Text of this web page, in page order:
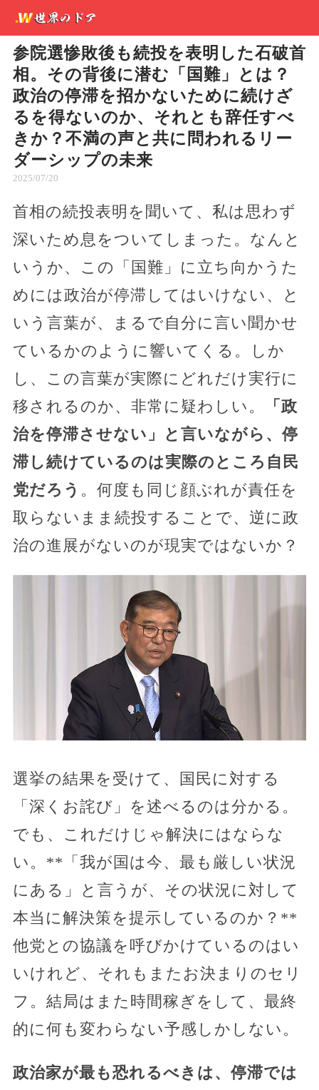
参院選惨敗後も続投を表明した石破首
相。その背後に潜む「国難」とは？
政治の停滞を招かないために続けざ
るを得ないのか、それとも辞任すべ
きか？不満の声と共に問われるリー
ダーシップの未来
2025/07/20
首相の続投表明を聞いて、私は思わず
深いため息をついてしまった。なんと
いうか、この「国難」に立ち向かうた
めには政治が停滞してはいけない、と
いう言葉が、まるで自分に言い聞かせ
ているかのように響いてくる。しか
し、この言葉が実際にどれだけ実行に
移されるのか、非常に疑わしい。
「政
治を停滞させない」と言いながら、停
滞し続けているのは実際のところ自民
党だろう 。何度も同じ顔ぶれが責任を
取らないまま続投することで、逆に政
治の進展がないのが現実ではないか？
選挙の結果を受けて、国民に対する
「深くお詫び」を述べるのは分かる。
でも、これだけじゃ解決にはならな
い。**「我が国は今、最も厳しい状況
にある」と言うが、その状況に対して
本当に解決策を提示しているのか？**
他党との協議を呼びかけているのはい
いけれど、それもまたお決まりのセリ
フ。結局はまた時間稼ぎをして、最終
的に何も変わらない予感しかしない。
政治家が最も恐れるべきは、停滞では